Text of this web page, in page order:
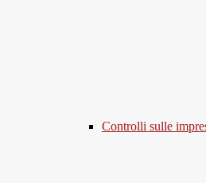
Controlli sulle